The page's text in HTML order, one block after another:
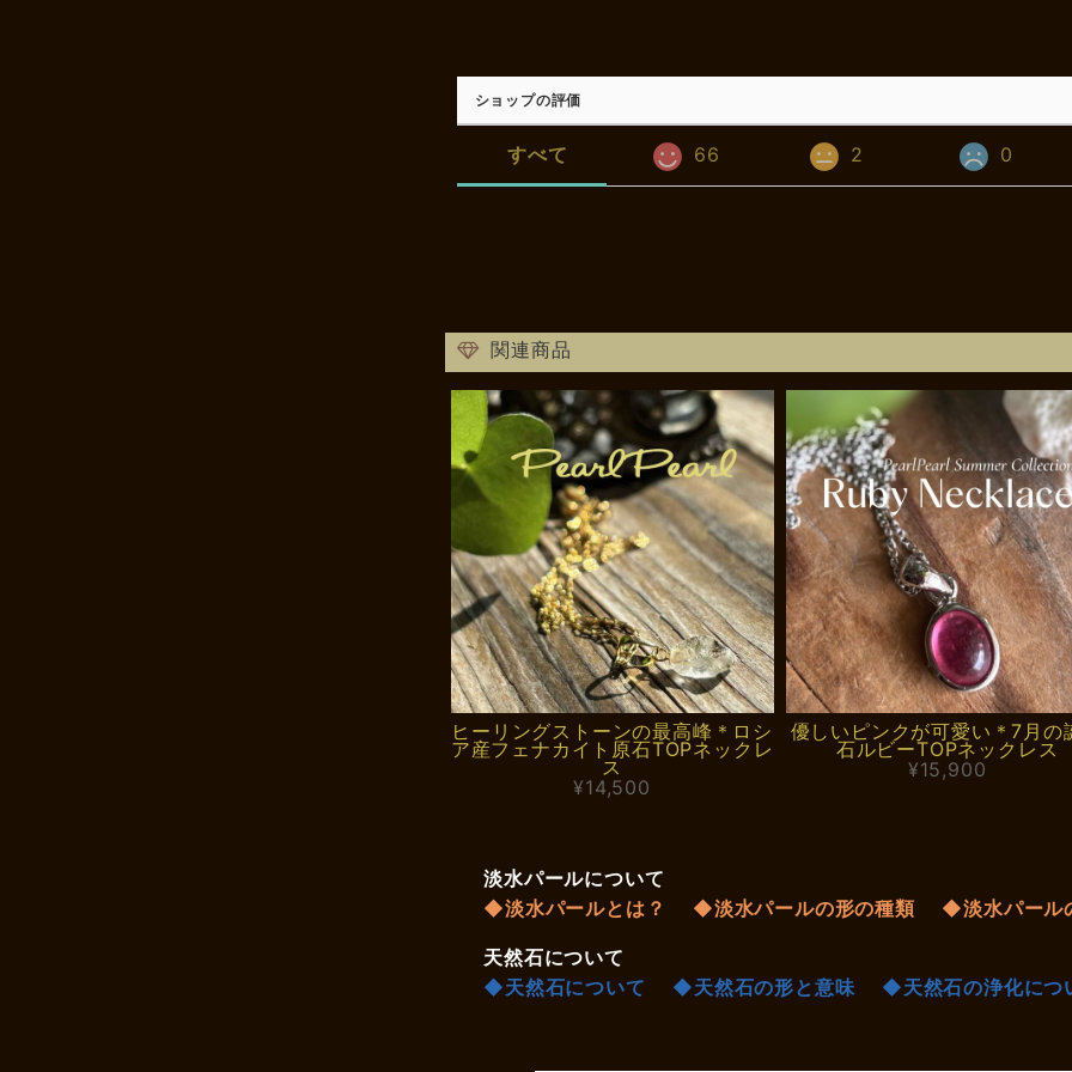
ショップの評価
すべて 66 2 0
関連商品
ヒーリングストーンの最高峰＊ロシ
ア産フェナカイト原石TOPネックレ
ス
¥14,500
優しいピンクが可愛い＊7月の
石ルビーTOPネックレス
¥15,900
淡水パールについて
◆淡水パールとは？
◆淡水パールの形の種類 ◆淡水パール
天然石について
◆天然石について
◆天然石の形と意味 ◆天然石の浄化につ